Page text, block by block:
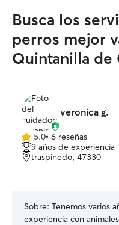
Busca los
perros mejor
Quintanilla de
veronica g.
5.0
de
5
5.0• 6 reseñas
9 años de experiencia
traspinedo, 47330
Sobre: Tenemos varios
experiencia con